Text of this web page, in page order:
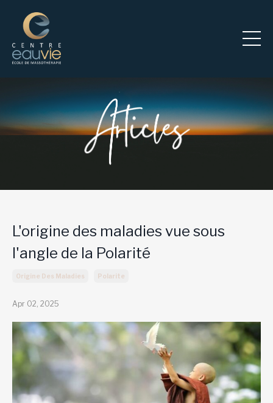
L'origine des maladies vue sous
l'angle de la Polarité
Origine Des Maladies Polarite
Apr 02, 2025